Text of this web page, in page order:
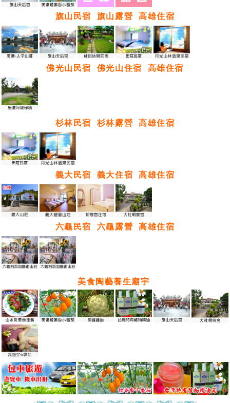
旗山民宿 旗山露營 高雄住宿
佛光山民宿 佛光山住宿 高雄住宿
杉林民宿 杉林露營 高雄住宿
義大民宿 義大住宿 高雄住宿
六龜民宿 六龜露營 高雄住宿
美食陶藝養生廟宇